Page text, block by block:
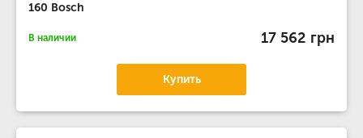
160 Bosch
В наличии 17 562 грн
Купить